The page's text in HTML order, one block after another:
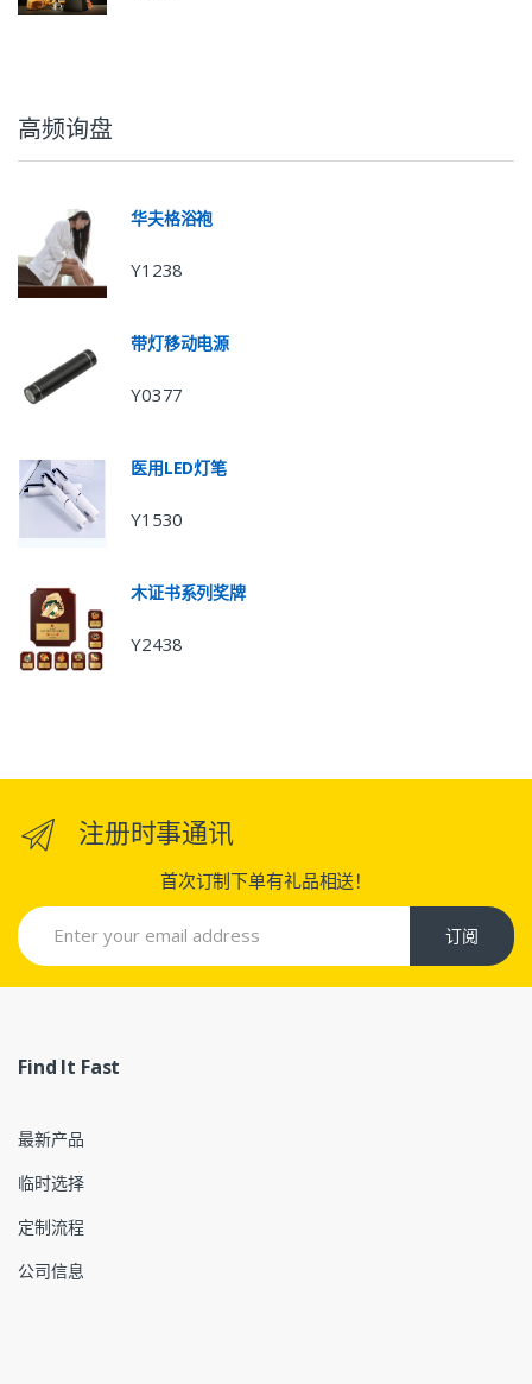
高频询盘
华夫格浴袍
Y1238
带灯移动电源
Y0377
医用LED灯笔
Y1530
木证书系列奖牌
Y2438
注册时事通讯
首次订制下单有礼品相送！
订阅
Find It Fast
最新产品
临时选择
定制流程
公司信息